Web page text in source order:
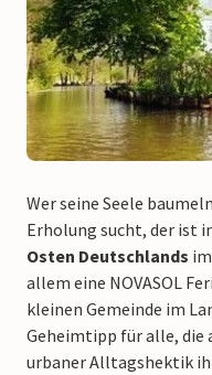
Wer seine Seele
Erholung sucht, der ist
Osten Deutschlands
allem eine NOVASOL
kleinen Gemeinde im
Geheimtipp für alle, die
urbaner Alltagshektik